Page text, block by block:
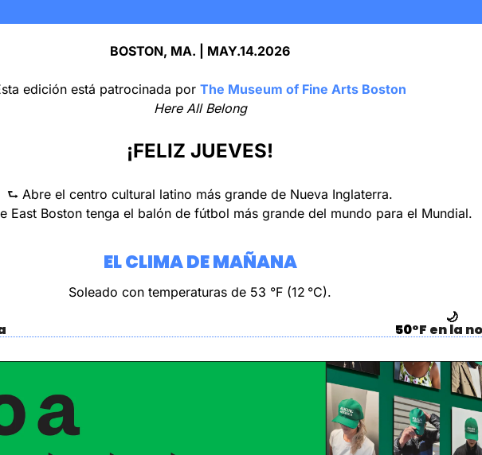
BOSTON, MA. | MAY.14.2026
edición está patrocinada por The Museum of Fine Arts Boston
Here All Belong
¡FELIZ JUEVES!
⮑ Abre el centro cultural latino más grande de Nueva Inglaterra.
East Boston tenga el balón de fútbol más grande del mundo para el Mundial.
EL CLIMA DE MAÑANA
Soleado con temperaturas de 53 °F (12 °C).
🌙
50°F en la